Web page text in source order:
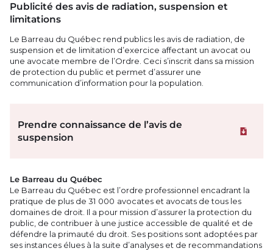
Publicité des avis de radiation, suspension et
limitations
Le Barreau du Québec rend publics les avis de radiation, de
suspension et de limitation d’exercice affectant un avocat ou
une avocate membre de l’Ordre. Ceci s’inscrit dans sa mission
de protection du public et permet d’assurer une
communication d’information pour la population.
Prendre connaissance de l’avis de
suspension
Le Barreau du Québec
Le Barreau du Québec est l’ordre professionnel encadrant la
pratique de plus de 31 000 avocates et avocats de tous les
domaines de droit. Il a pour mission d’assurer la protection du
public, de contribuer à une justice accessible de qualité et de
défendre la primauté du droit. Ses positions sont adoptées par
ses instances élues à la suite d’analyses et de recommandations